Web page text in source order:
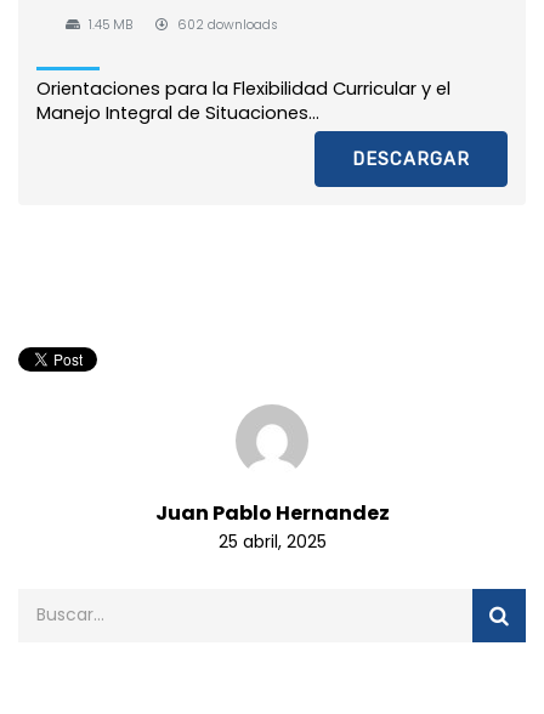
1.45 MB 602 downloads
Orientaciones para la Flexibilidad Curricular y el
Manejo Integral de Situaciones...
DESCARGAR
Juan Pablo Hernandez
25 abril, 2025